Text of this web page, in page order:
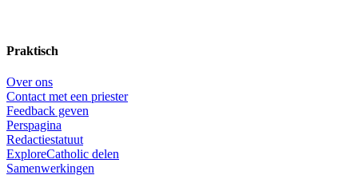
Praktisch
Over ons
Contact met een priester
Feedback geven
Perspagina
Redactiestatuut
ExploreCatholic delen
Samenwerkingen